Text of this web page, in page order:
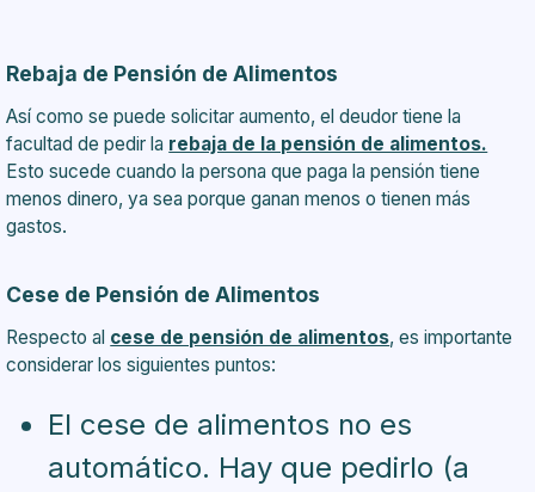
Rebaja de Pensión de Alimentos
Así como se puede solicitar aumento, el deudor tiene la
facultad de pedir la rebaja de la pensión de alimentos.
Esto sucede cuando la persona que paga la pensión tiene
menos dinero, ya sea porque ganan menos o tienen más
gastos.
Cese de Pensión de Alimentos
Respecto al cese de pensión de alimentos, es importante
considerar los siguientes puntos:
El cese de alimentos no es
automático. Hay que pedirlo (a